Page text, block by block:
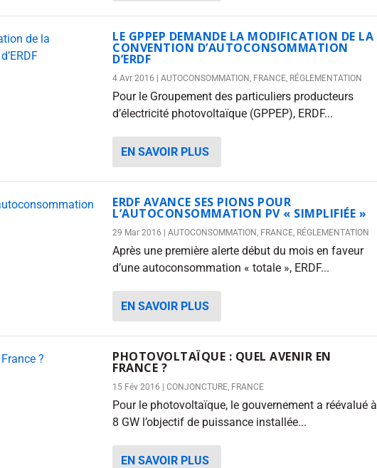
LE GPPEP DEMANDE LA MODIFICATION DE LA
CONVENTION D’AUTOCONSOMMATION
D’ERDF
4 Avr 2016 AUTOCONSOMMATION, FRANCE, RÉGLEMENTATION
Pour le Groupement des particuliers producteurs
d’électricité photovoltaïque (GPPEP), ERDF...
EN SAVOIR PLUS
ERDF AVANCE SES PIONS POUR
L’AUTOCONSOMMATION PV « SIMPLIFIÉE »
29 Mar 2016 AUTOCONSOMMATION, FRANCE, RÉGLEMENTATION
Après une première alerte début du mois en faveur
d’une autoconsommation « totale », ERDF...
EN SAVOIR PLUS
PHOTOVOLTAÏQUE : QUEL AVENIR EN
FRANCE ?
15 Fév 2016 CONJONCTURE, FRANCE
Pour le photovoltaïque, le gouvernement a réévalué à
8 GW l’objectif de puissance installée...
EN SAVOIR PLUS